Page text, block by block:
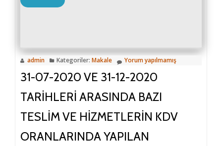
admin Kategoriler: Makale Yorum yapılmamış
31-07-2020 VE 31-12-2020
TARIHLERI ARASINDA BAZI
TESLIM VE HIZMETLERIN KDV
ORANLARINDA YAPILAN